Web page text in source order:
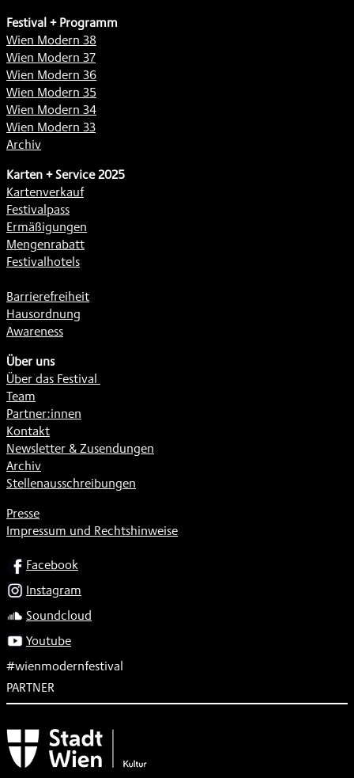
Festival + Programm
Wien Modern 38
Wien Modern 37
Wien Modern 36
Wien Modern 35
Wien Modern 34
Wien Modern 33
Archiv
Karten + Service 2025
Kartenverkauf
Festivalpass
Ermäßigungen
Mengenrabatt
Festivalhotels
Barrierefreiheit
Hausordnung
Awareness
Über uns
Über das Festival
Team
Partner:innen
Kontakt
Newsletter & Zusendungen
Archiv
Stellenausschreibungen
Presse
Impressum und Rechtshinweise
SOCIALFacebook
Instagram
Soundcloud
Youtube
#wienmodernfestival
PARTNER
Subventionsgeber